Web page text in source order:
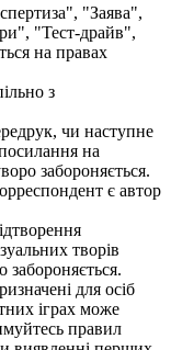
"Заява",
"Тест-драйв",
на правах
з
чи наступне
на
забороняється.
є автор
творів
забороняється.
для осіб
іграх може
правил